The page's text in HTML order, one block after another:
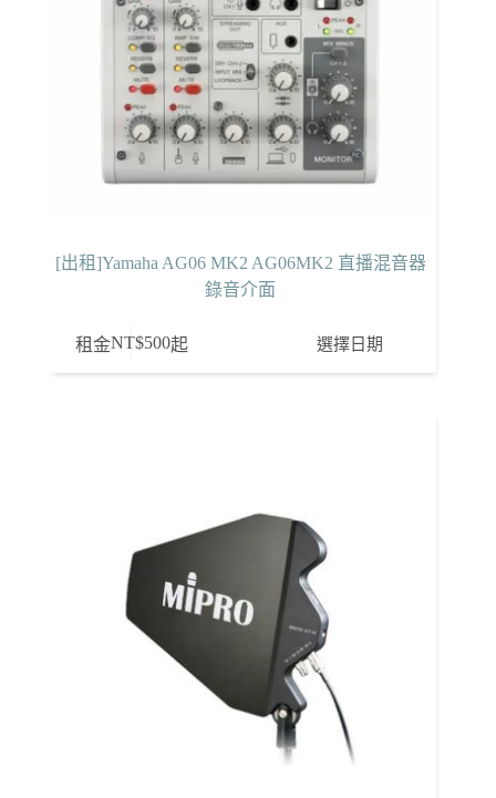
[出租]Yamaha AG06 MK2 AG06MK2 直播混音器
錄音介面
租金NT$500起 選擇日期